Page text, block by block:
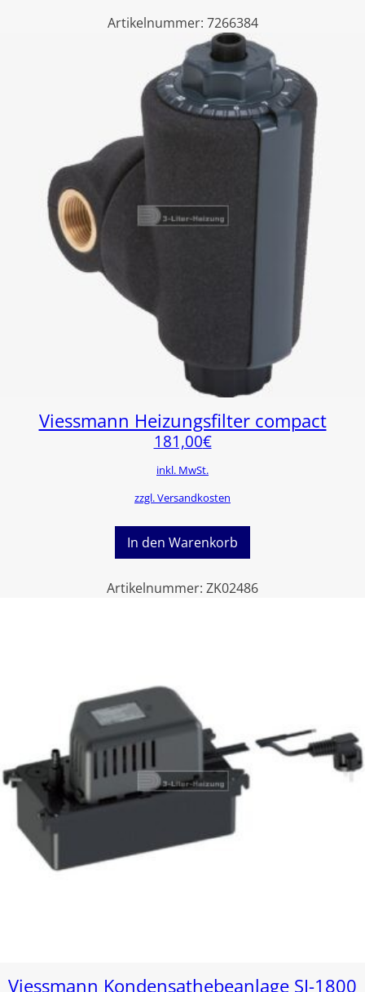
Artikelnummer: 7266384
Viessmann Heizungsfilter compact
181,00€
inkl. MwSt.
zzgl. Versandkosten
In den Warenkorb
Artikelnummer: ZK02486
Viessmann Kondensathebeanlage SI-1800